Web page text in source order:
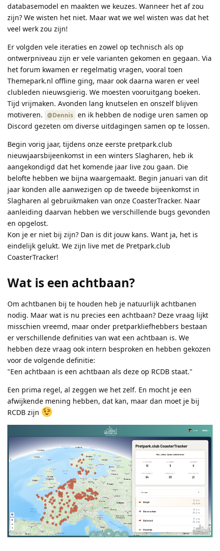
databasemodel en maakten we keuzes. Wanneer het af zou
zijn? We wisten het niet. Maar wat we wel wisten was dat het
veel werk zou zijn!
Er volgden vele iteraties en zowel op technisch als op
ontwerpniveau zijn er vele varianten gekomen en gegaan. Via
het forum kwamen er regelmatig vragen, vooral toen
Themepark.nl offline ging, maar ook daarna waren er veel
clubleden nieuwsgierig. We moesten vooruitgang boeken.
Tijd vrijmaken. Avonden lang knutselen en onszelf blijven
motiveren. @Dennis en ik hebben de nodige uren samen op
Discord gezeten om diverse uitdagingen samen op te lossen.
Begin vorig jaar, tijdens onze eerste pretpark.club
nieuwjaarsbijeenkomst in een winters Slagharen, heb ik
aangekondigd dat het komende jaar live zou gaan. Die
belofte hebben we bijna waargemaakt. Begin januari van dit
jaar konden alle aanwezigen op de tweede bijeenkomst in
Slagharen al gebruikmaken van onze CoasterTracker. Naar
aanleiding daarvan hebben we verschillende bugs gevonden
en opgelost.
Kon je er niet bij zijn? Dan is dit jouw kans. Want ja, het is
eindelijk gelukt. We zijn live met de Pretpark.club
CoasterTracker!
Wat is een achtbaan?
Om achtbanen bij te houden heb je natuurlijk achtbanen
nodig. Maar wat is nu precies een achtbaan? Deze vraag lijkt
misschien vreemd, maar onder pretparkliefhebbers bestaan
er verschillende definities van wat een achtbaan is. We
hebben deze vraag ook intern besproken en hebben gekozen
voor de volgende definitie:
"Een achtbaan is een achtbaan als deze op RCDB staat."
Een prima regel, al zeggen we het zelf. En mocht je een
afwijkende mening hebben, dat kan, maar dan moet je bij
RCDB zijn